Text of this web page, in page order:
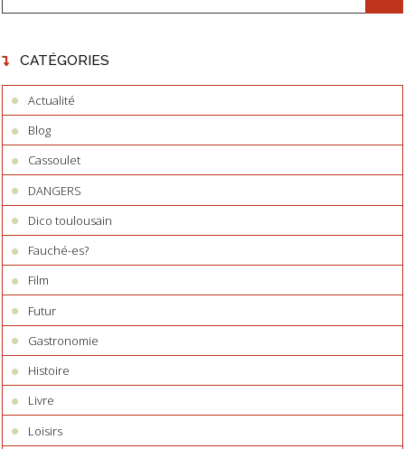
CATÉGORIES
Actualité
Blog
Cassoulet
DANGERS
Dico toulousain
Fauché-es?
Film
Futur
Gastronomie
Histoire
Livre
Loisirs